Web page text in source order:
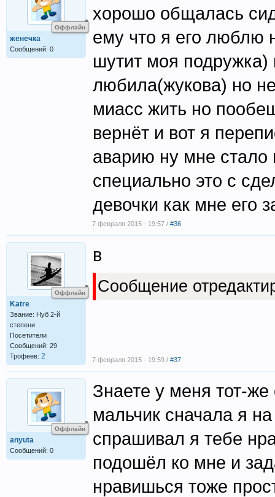
Оффлайн
женечка
Сообщений: 0
хорошо общалась
ему что я его люблю
шутит моя подружка)
любила(жукова) но
миасс жить но
вернёт и вот я
аварию ну мне стало
специально это с
девочки как мне его
7 февраля 2015 - 19:57 / #36
Оффлайн
Katre
Звание: Нуб 2-й
степени
Посетители
Сообщений: 29
Трофеев: 2
в
Сообщение
7 февраля 2015 - 19:59 / #37
Оффлайн
anyuta
Сообщений: 0
Знаете у меня тот-
мальчик сначала я
спрашивал я тебе
подошёл ко мне и
нравишься тоже